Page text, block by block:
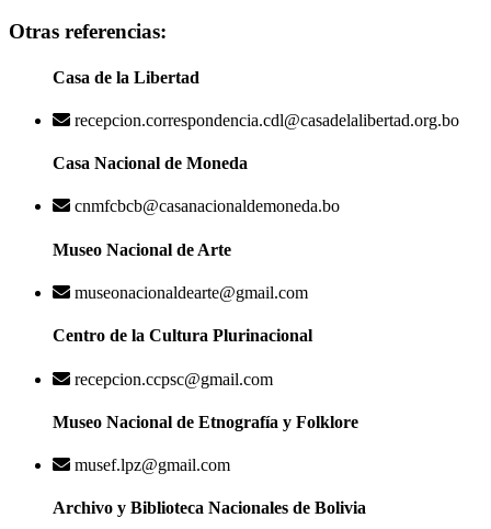
Otras referencias:
Casa de la Libertad
recepcion.correspondencia.cdl@casadelalibertad.org.bo
Casa Nacional de Moneda
cnmfcbcb@casanacionaldemoneda.bo
Museo Nacional de Arte
museonacionaldearte@gmail.com
Centro de la Cultura Plurinacional
recepcion.ccpsc@gmail.com
Museo Nacional de Etnografía y Folklore
musef.lpz@gmail.com
Archivo y Biblioteca Nacionales de Bolivia